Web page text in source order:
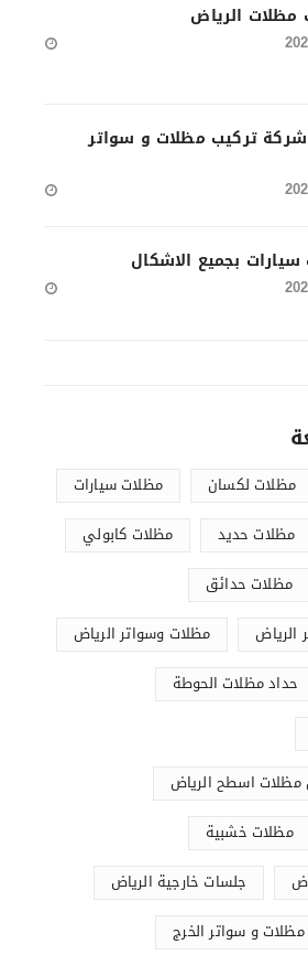
تركيب مظلات و سواتر
بجميع الاشكال
مظلات سيارات مظلات لكسان
مظلات كابولي
مظلات حديد
مظلات حدائق
مظلات وسواتر الرياض
الرياض
حداد مظلات الحوطة
اسطح الرياض
مظلات خشبية
جلسات خارجية الرياض
و سواتر الخرج